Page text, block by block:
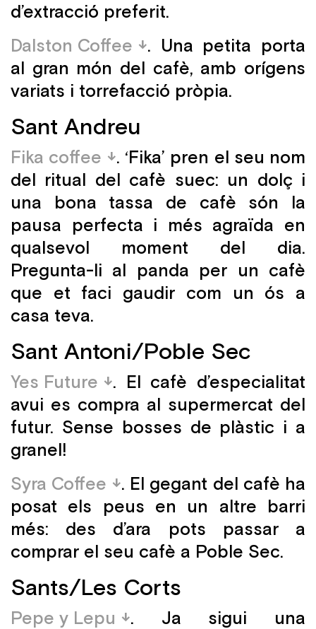
d’extracció preferit.
Dalston Coffee
. Una petita porta
al gran món del cafè, amb orígens
variats i torrefacció pròpia.
Sant Andreu
Fika coffee
. ‘Fika’ pren el seu nom
del ritual del cafè suec: un dolç i
una bona tassa de cafè són la
pausa perfecta i més agraïda en
qualsevol moment del dia.
Pregunta-li al panda per un cafè
que et faci gaudir com un ós a
casa teva.
Sant Antoni/Poble Sec
Yes Future
. El cafè d’especialitat
avui es compra al supermercat del
futur. Sense bosses de plàstic i a
granel!
Syra Coffee
. El gegant del cafè ha
posat els peus en un altre barri
més: des d’ara pots passar a
comprar el seu cafè a Poble Sec.
Sants/Les Corts
Pepe y Lepu
. Ja sigui una